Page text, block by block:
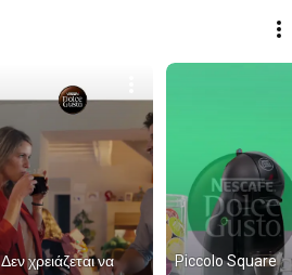
Δεν χρειάζεται να
Piccolo Square